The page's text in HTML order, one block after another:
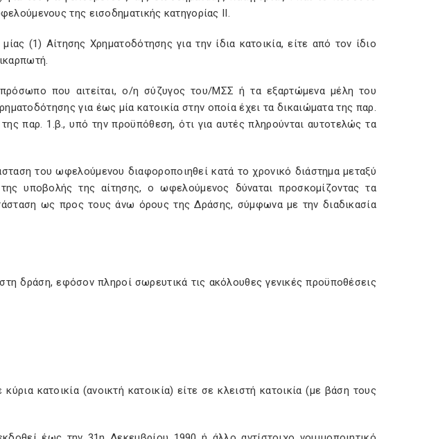
της εισοδηματικής κατηγορίας ΙΙ.
(1) Αίτησης Χρηματοδότησης για την ίδια κατοικία, είτε από τον ίδιο
που αιτείται, ο/η σύζυγος του/ΜΣΣ ή τα εξαρτώμενα μέλη του
για έως μία κατοικία στην οποία έχει τα δικαιώματα της παρ.
παρ. 1.β., υπό την προϋπόθεση, ότι για αυτές πληρούνται αυτοτελώς τα
του ωφελούμενου διαφοροποιηθεί κατά το χρονικό διάστημα μεταξύ
υποβολής της αίτησης, ο ωφελούμενος δύναται προσκομίζοντας τα
ως προς τους άνω όρους της Δράσης, σύμφωνα με την διαδικασία
στη δράση, εφόσον πληροί σωρευτικά τις ακόλουθες γενικές προϋποθέσεις
κατοικία (ανοικτή κατοικία) είτε σε κλειστή κατοικία (με βάση τους